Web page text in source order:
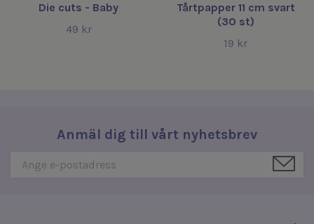
Die cuts - Baby
49 kr
Tårtpapper 11 cm svart
(30 st)
19 kr
Anmäl dig till vårt nyhetsbrev